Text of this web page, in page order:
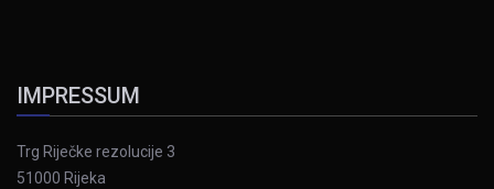
IMPRESSUM
Trg Riječke rezolucije 3
51000 Rijeka